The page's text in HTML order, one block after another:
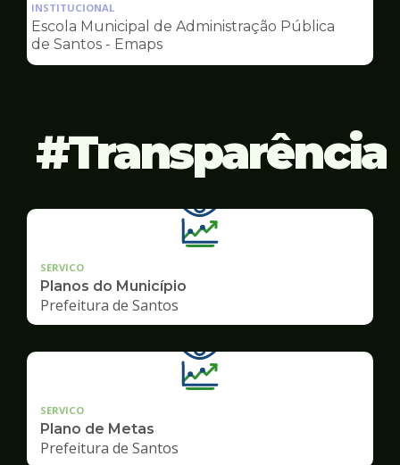
pagina
Gestão
INSTITUCIONAL
Escola Municipal de Administração Pública
de Santos - Emaps
Transparência
SERVICO
Planos do Município
Prefeitura de Santos
SERVICO
Plano de Metas
Prefeitura de Santos